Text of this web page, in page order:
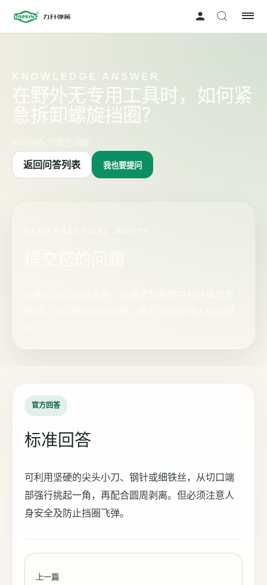
KNOWLEDGE ANSWER
在野外无专用工具时，如何紧
急拆卸螺旋挡圈？
返回问答列表 我也要提问
官方回答
标准回答
可利用坚硬的尖头小刀、钢针或细铁丝，从切口端
部强行挑起一角，再配合圆周剥离。但必须注意人
身安全及防止挡圈飞弹。
上一篇